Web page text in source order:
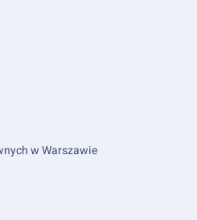
w Warszawie